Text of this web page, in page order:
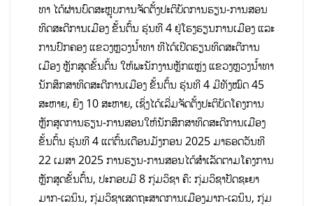
ທາ ໄດ້ຜ່ານບົດສະຫຼູບການຈັດຕັ້ງປະຕິບັດການຮຽນ-ການສອນ
ທິດສະດີການເມືອງ ຂັ້ນຕົ້ນ ຮຸ່ນທີ 4 ຢູ່ໂຮງຮຽນການເມືອງ ແລະ
ການປົກຄອງ ແຂວງຫຼວງນໍ້າທາ ທີໄດ້ເປີດຮຽນທິດສະດີການ
ເມືອງ ຫຼັກສູດຂັ້ນຕົ້ນ ໃຫ້ພະນັກງານຫຼັກແຫຼ່ງ ແຂວງຫຼວງນໍ້າທາ
ນັກສຶກສາທິດສະດີການເມືອງ ຂັ້ນຕົ້ນ ຮຸ່ນທີ 4 ມີທັງໝົດ 45
ສະຫາຍ, ຍິງ 10 ສະຫາຍ, ເຊິ່ງໄດ້ເລີ່ມຈັດຕັ້ງປະຕິບັດໂຄງການ
ຫຼັກສູດການຮຽນ-ການສອນໃຫ້ນັກສຶກສາທິດສະດີການເມືອງ
ຂັ້ນຕົ້ນ ຮຸ່ນທີ 4 ແຕ່ຕົ້ນເດືອນມັງກອນ 2025 ມາຮອດວັນທີ
22 ເມສາ 2025 ການຮຽນ-ການສອນໄດ້ສໍາເລັດຕາມໂຄງການ
ຫຼັກສູດຂັ້ນຕົ້ນ, ປະກອບມີ 8 ກຸ່ມວິຊາ ຄຶ: ກຸ່ມວິຊາປັດຊະຍາ
ມາກ-ເລນິນ, ກຸ່ມວິຊາເສດຖະສາດການເມືອງມາກ-ເລນິນ, ກຸ່ມ